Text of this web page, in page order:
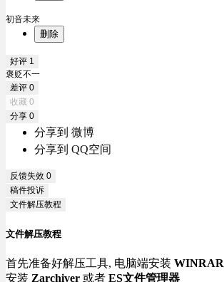
初音未来
删除
好评 1
褒贬不一
差评 0
收藏 0
分享 0
分享到 微博
分享到 QQ空间
反馈失效 0
稿件投诉
文件解压教程
文件解压教程
首先准备好解压工具, 电脑端安装 WINRAR
安装 Zarchiver 或者 ES文件管理器